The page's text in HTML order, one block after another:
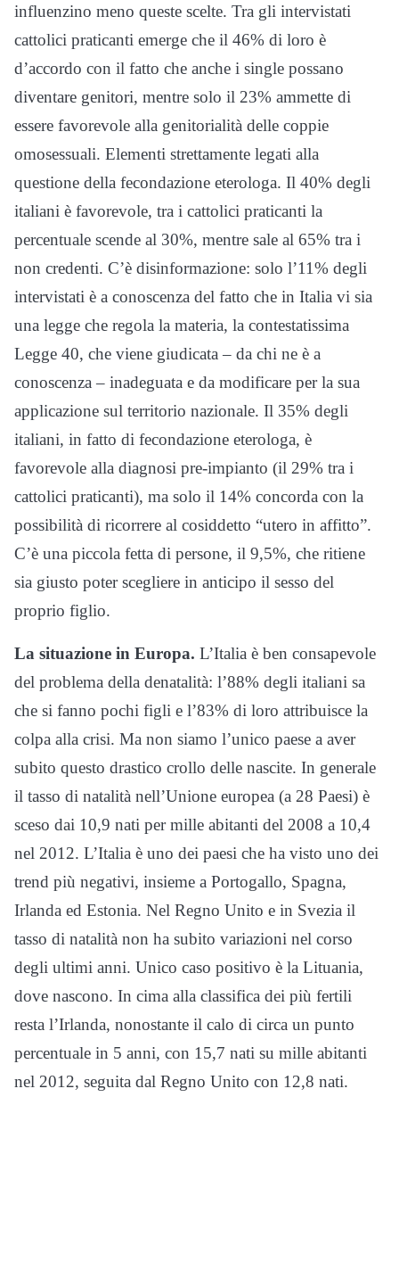
influenzino meno queste scelte. Tra gli intervistati
cattolici praticanti emerge che il 46% di loro è
d’accordo con il fatto che anche i single possano
diventare genitori, mentre solo il 23% ammette di
essere favorevole alla genitorialità delle coppie
omosessuali. Elementi strettamente legati alla
questione della fecondazione eterologa. Il 40% degli
italiani è favorevole, tra i cattolici praticanti la
percentuale scende al 30%, mentre sale al 65% tra i
non credenti. C’è disinformazione: solo l’11% degli
intervistati è a conoscenza del fatto che in Italia vi sia
una legge che regola la materia, la contestatissima
Legge 40, che viene giudicata – da chi ne è a
conoscenza – inadeguata e da modificare per la sua
applicazione sul territorio nazionale. Il 35% degli
italiani, in fatto di fecondazione eterologa, è
favorevole alla diagnosi pre-impianto (il 29% tra i
cattolici praticanti), ma solo il 14% concorda con la
possibilità di ricorrere al cosiddetto “utero in affitto”.
C’è una piccola fetta di persone, il 9,5%, che ritiene
sia giusto poter scegliere in anticipo il sesso del
proprio figlio.
La situazione in Europa. L’Italia è ben consapevole
del problema della denatalità: l’88% degli italiani sa
che si fanno pochi figli e l’83% di loro attribuisce la
colpa alla crisi. Ma non siamo l’unico paese a aver
subito questo drastico crollo delle nascite. In generale
il tasso di natalità nell’Unione europea (a 28 Paesi) è
sceso dai 10,9 nati per mille abitanti del 2008 a 10,4
nel 2012. L’Italia è uno dei paesi che ha visto uno dei
trend più negativi, insieme a Portogallo, Spagna,
Irlanda ed Estonia. Nel Regno Unito e in Svezia il
tasso di natalità non ha subito variazioni nel corso
degli ultimi anni. Unico caso positivo è la Lituania,
dove nascono. In cima alla classifica dei più fertili
resta l’Irlanda, nonostante il calo di circa un punto
percentuale in 5 anni, con 15,7 nati su mille abitanti
nel 2012, seguita dal Regno Unito con 12,8 nati.